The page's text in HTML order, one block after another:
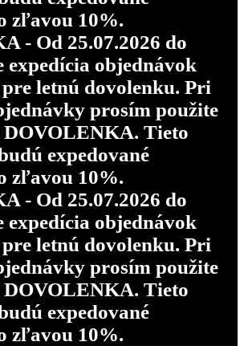
zľavou 10%.
zľavou 10%.
- Od 25.07.2026 do
expedícia objednávok
letnú dovolenku. Pri
prosím použite
Tieto
expedované
zľavou 10%.
- Od 25.07.2026 do
expedícia objednávok
letnú dovolenku. Pri
prosím použite
Tieto
expedované
zľavou 10%.